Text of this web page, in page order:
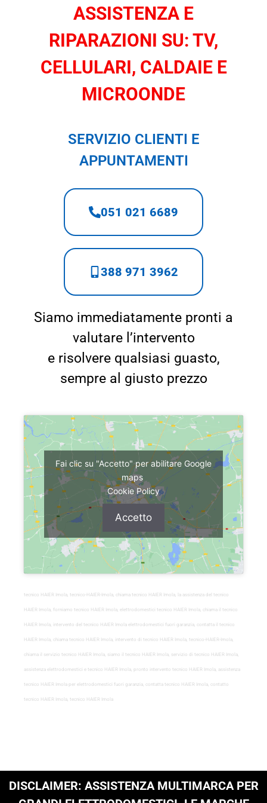
ASSISTENZA E
RIPARAZIONI SU: TV,
CELLULARI, CALDAIE E
MICROONDE
SERVIZIO CLIENTI E
APPUNTAMENTI
051 021 6689
388 971 3962
Siamo immediatamente pronti a
valutare l’intervento
e risolvere qualsiasi guasto,
sempre al giusto prezzo
Fai clic su "Accetto" per abilitare Google
maps
Cookie Policy
Accetto
tecnico HAIER Imola, tecnico-HAIER-Imola, chiama tecnico HAIER Imola, la assistenza del tecnico
HAIER Imola, forniamo tecnico HAIER Imola, elettrodomestici tecnico HAIER Imola, chiama il tecnico
HAIER Imola, intervento del tecnico HAIER Imola elettrodomestici fuori garanzia, contatta il tecnico
HAIER Imola, chiama tecnico HAIER Imola, intervento di tecnico HAIER Imola, tecnico-HAIER-Imola,
chiama il servizio tecnico HAIER Imola, siamo il tecnico HAIER Imola, servizio di tecnico HAIER Imola,
assistenza elettrodomestici e tecnico HAIER Imola, pronto intervento tecnico HAIER Imola, assistenza
tecnico HAIER Imola per elettrodomestici fuori garanzia, contatta tecnico HAIER Imola, contatto
tecnico HAIER Imola, tecnico HAIER Imola
DISCLAIMER: ASSISTENZA MULTIMARCA PER